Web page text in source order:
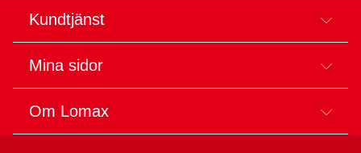
Kundtjänst
Mina sidor
Om Lomax